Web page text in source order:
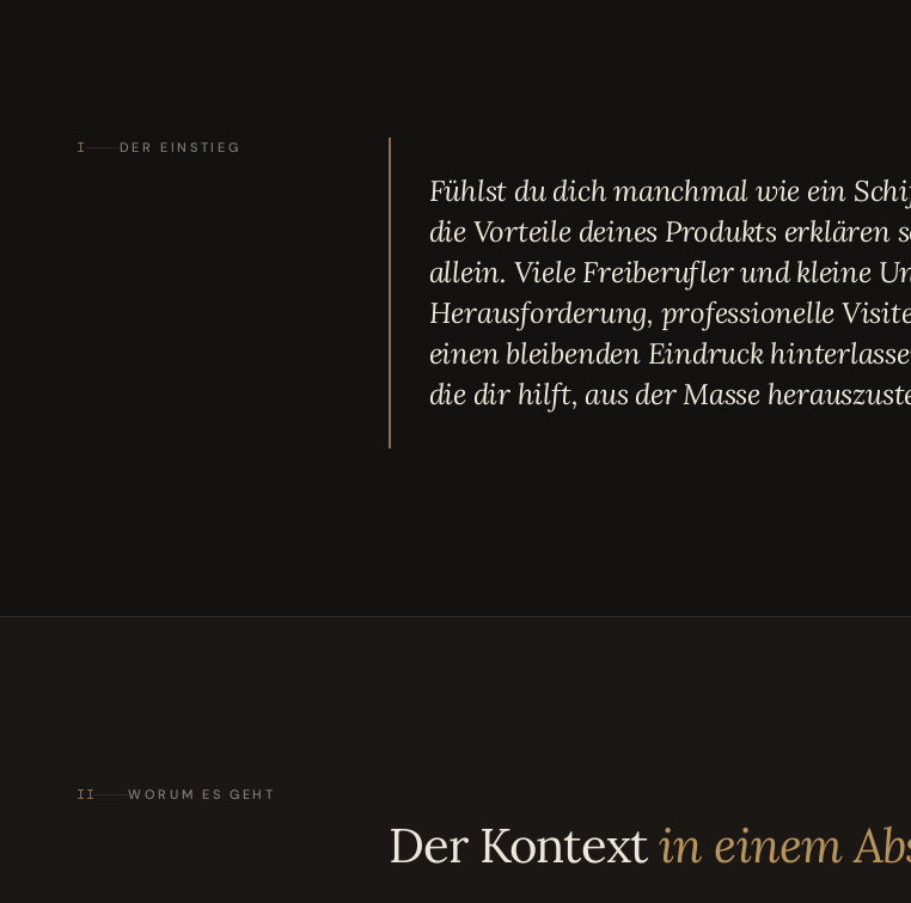
I DER EINSTIEG
Fühlst du dich manchmal wie ein
die Vorteile deines Produkts erklären
allein. Viele Freiberufler und kleine
Herausforderung, professionelle
einen bleibenden Eindruck
die dir hilft, aus der Masse
II WORUM ES GEHT
Der Kontextin einem